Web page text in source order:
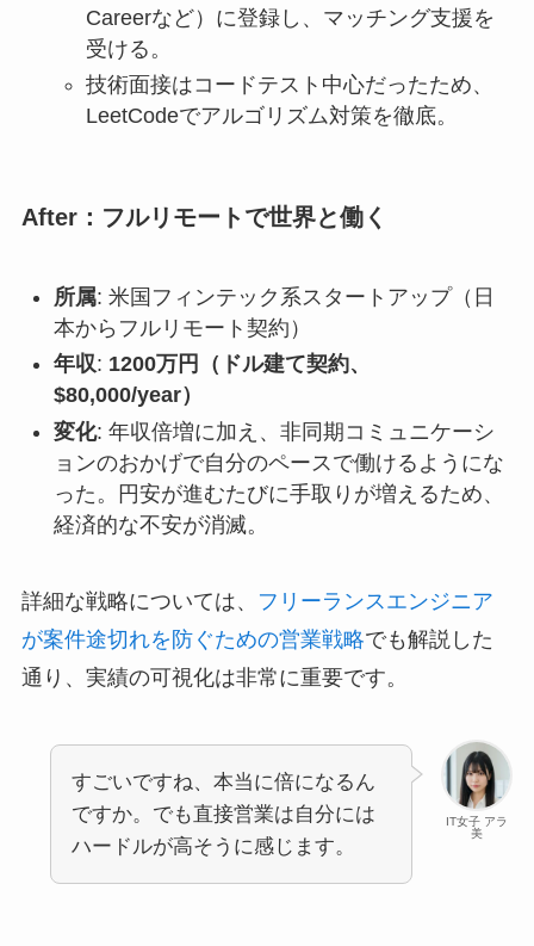
Careerなど）に登録し、マッチング支援を
受ける。
技術面接はコードテスト中心だったため、
LeetCodeでアルゴリズム対策を徹底。
After：フルリモートで世界と働く
所属: 米国フィンテック系スタートアップ（日
本からフルリモート契約）
年収: 1200万円（ドル建て契約、
$80,000/year）
変化: 年収倍増に加え、非同期コミュニケーシ
ョンのおかげで自分のペースで働けるようにな
った。円安が進むたびに手取りが増えるため、
経済的な不安が消滅。
詳細な戦略については、
フリーランスエンジニア
が案件途切れを防ぐための営業戦略でも解説した
通り、実績の可視化は非常に重要です。
IT女子 アラ
美
すごいですね、本当に倍になるん
ですか。でも直接営業は自分には
ハードルが高そうに感じます。